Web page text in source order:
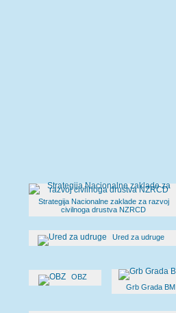
Strategija Nacionalne zaklade za razvoj
civilnoga drustva NZRCD
Ured za udruge
OBZ
Grb Grada BM